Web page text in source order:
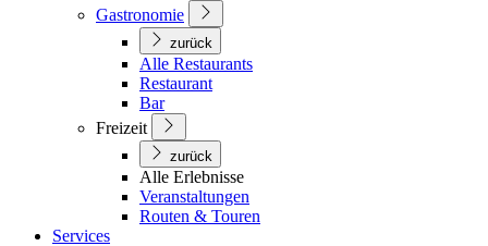
Gastronomie
zurück
Alle Restaurants
Restaurant
Bar
Freizeit
zurück
Alle Erlebnisse
Veranstaltungen
Routen & Touren
Services